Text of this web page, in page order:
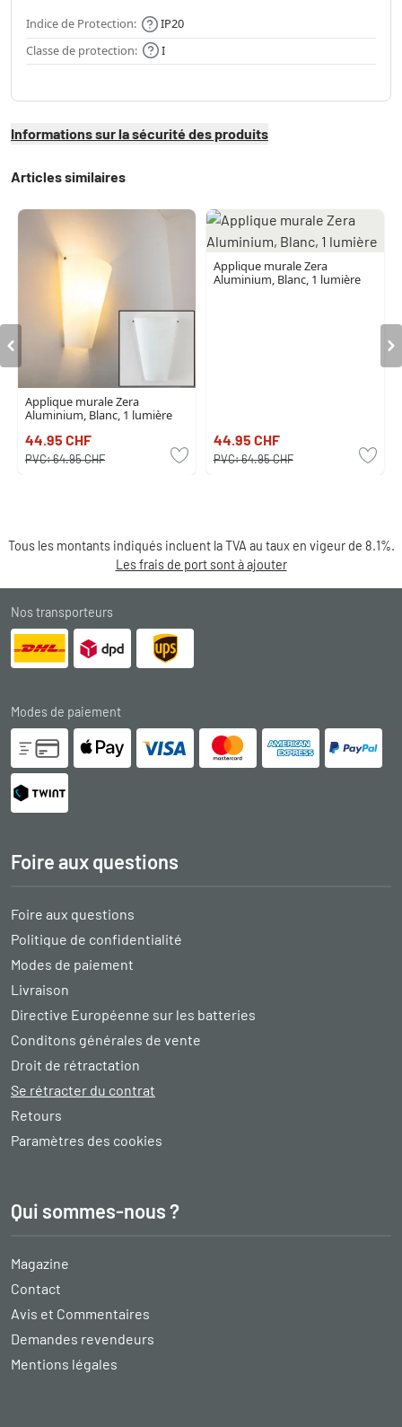
Indice de Protection:
IP20
Classe de protection:
I
Informations sur la sécurité des produits
Articles similaires
Applique murale Zera
Aluminium, Blanc, 1 lumière
44.95 CHF
PVC:64.95 CHF
Applique murale Zera
Aluminium, Blanc, 1 lumière
44.95 CHF
PVC:64.95 CHF
Tous les montants indiqués incluent la TVA au taux en vigeur de 8.1%.
Les frais de port sont à ajouter
Nos transporteurs
Modes de paiement
Foire aux questions
Foire aux questions
Politique de confidentialité
Modes de paiement
Livraison
Directive Européenne sur les batteries
Conditons générales de vente
Droit de rétractation
Se rétracter du contrat
Retours
Paramètres des cookies
Qui sommes-nous ?
Magazine
Contact
Avis et Commentaires
Demandes revendeurs
Mentions légales